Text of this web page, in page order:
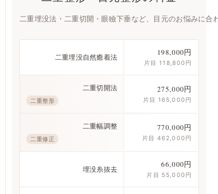
二重埋没法・二重切開・眼瞼下垂など、目元のお悩みに合
二重埋没自然癒着法
198,000円
片目 118,800円
二重切開法
二重整形
275,000円
片目 165,000円
二重幅調整
二重修正
770,000円
片目 462,000円
埋没糸抜去
66,000円
片目 55,000円